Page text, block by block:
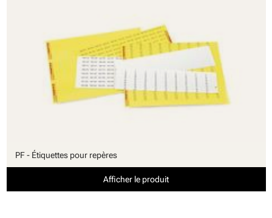
PF - Étiquettes pour repères
Afficher le produit